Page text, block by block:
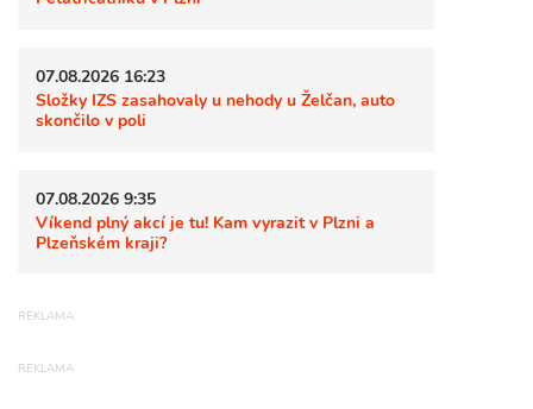
07.08.2026 16:23
Složky IZS zasahovaly u nehody u Želčan, auto
skončilo v poli
07.08.2026 9:35
Víkend plný akcí je tu! Kam vyrazit v Plzni a
Plzeňském kraji?